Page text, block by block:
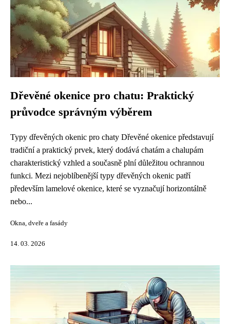
Dřevěné okenice pro chatu: Praktický
průvodce správným výběrem
Typy dřevěných okenic pro chaty Dřevěné okenice představují
tradiční a praktický prvek, který dodává chatám a chalupám
charakteristický vzhled a současně plní důležitou ochrannou
funkci. Mezi nejoblíbenější typy dřevěných okenic patří
především lamelové okenice, které se vyznačují horizontálně
nebo...
Okna, dveře a fasády
14. 03. 2026